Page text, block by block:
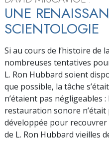
UNE
SCIENTOLOGIE
Si au cours de l’histoire de
nombreuses tentatives
L. Ron Hubbard soient
que possible, la tâche
n’étaient pas négligeables
restauration sonore
développée pour recouvrer
de L. Ron Hubbard vieilles